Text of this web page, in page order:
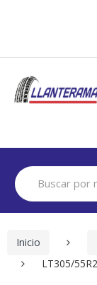
Search
for:
Inicio
LT305/